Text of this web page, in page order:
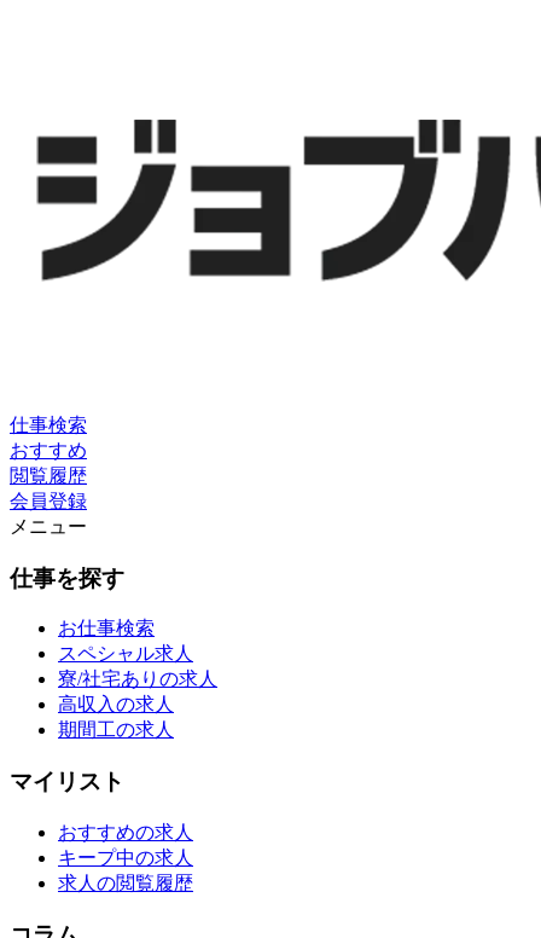
仕事検索
おすすめ
閲覧履歴
会員登録
メニュー
仕事を探す
お仕事検索
スペシャル求人
寮/社宅ありの求人
高収入の求人
期間工の求人
マイリスト
おすすめの求人
キープ中の求人
求人の閲覧履歴